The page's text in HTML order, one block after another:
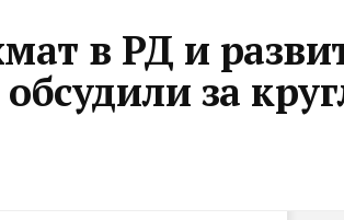
в РД и
за